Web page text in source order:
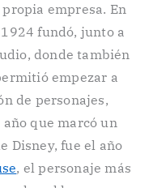
empresa. En
fundó, junto a
donde también
empezar a
de personajes,
que marcó un
Disney, fue el año
, el personaje más